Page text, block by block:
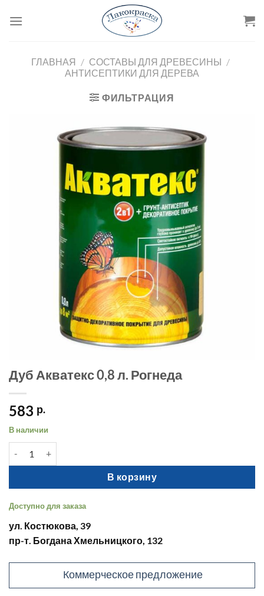
ГЛАВНАЯ / СОСТАВЫ ДЛЯ ДРЕВЕСИНЫ /
АНТИСЕПТИКИ ДЛЯ ДЕРЕВА
ФИЛЬТРАЦИЯ
Дуб Акватекс 0,8 л. Рогнеда
583 р.
В наличии
В корзину
Доступно для заказа
ул. Костюкова, 39
пр-т. Богдана Хмельницкого, 132
Коммерческое предложение